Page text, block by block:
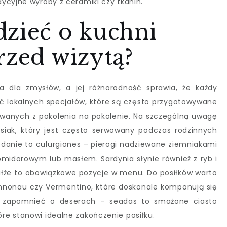
o kuchni
wizytą?
dla zmysłów, a jej różnorodność sprawia, że każdy
lokalnych specjałów, które są często przygotowywane
z pokolenia na pokolenie. Na szczególną uwagę
który jest często serwowany podczas rodzinnych
to culurgiones – pierogi nadziewane ziemniakami
lub masłem. Sardynia słynie również z ryb i
to obowiązkowe pozycje w menu. Do posiłków warto
czy Vermentino, które doskonale komponują się
o deserach – seadas to smażone ciasto
stanowi idealne zakończenie posiłku.